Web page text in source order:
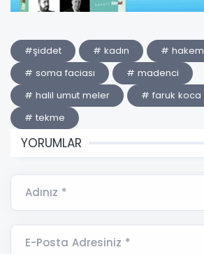
#şiddet # kadın # hakem
# soma faciası
# madenci
# halil umut meler
# faruk koca
# tekme
YORUMLAR
Adınız *
E-Posta Adresiniz *